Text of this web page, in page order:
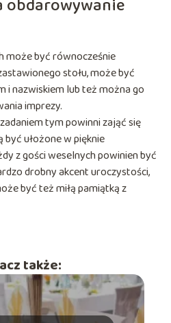
obdarowywanie
może być równocześnie
stołu, może być
i nazwiskiem lub też można go
imprezy.
tym powinni zająć się
ułożone w pięknie
z gości weselnych powinien być
drobny akcent uroczystości,
być też miłą pamiątką z
także: